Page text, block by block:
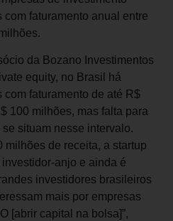
faturamento anual entre
da Bozano Investimentos
equity, no Brasil há
faturamento de até R$
100 milhões, mas falta para
situam nesse intervalo.
milhões de receita, a startup
anjo e ainda é
investidores brasileiros
mais por empresas
[abrir capital na bolsa]”,